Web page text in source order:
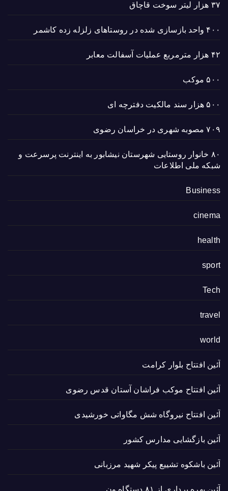
۳۷ هزار لیتر سوخت قاچاق
۴۰۰ واحد بازسازی شده در روستاهای زلزله زده کاشمر
۴۲ هزار مترمربع عملیات آسفالت معابر
۵۰۰ موکب
۵۰۰ هزار سند مالکیت دفترچه ای
۷۰۹ مصوبه شهری در خراسان رضوی
۸۰ خانوار روستایی شهرستان نیشابور به اینترنت پرسرعت و
شبکه ملی اطلاعات
Business
cinema
health
sport
Tech
travel
world
آئین افتتاح بلوار کرامت
آئین افتتاح موکب فراشان آستان قدس رضوی
آئین افتتاح نیروگاه شش مگاواتی خورشیدی
آئین بازگشایی مدارس کشور
آئین باشکوه تشییع پیکر شهید مرزبانی